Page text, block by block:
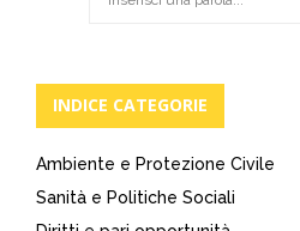
INDICE CATEGORIE
Ambiente e Protezione Civile
Sanità e Politiche Sociali